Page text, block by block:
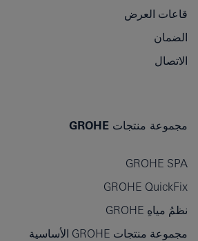
قاعات العرض
الضمان
الاتصال
مجموعة منتجات GROHE
GROHE SPA
GROHE QuickFix
نظمُ مياهِ GROHE
مجموعة منتجات GROHE الأساسية